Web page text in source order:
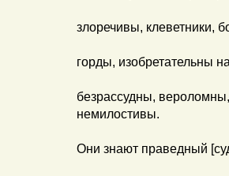
злоречивы, клеветники,
горды, изобретательны
безрассудны,
немилостивы.
Они знают праведный